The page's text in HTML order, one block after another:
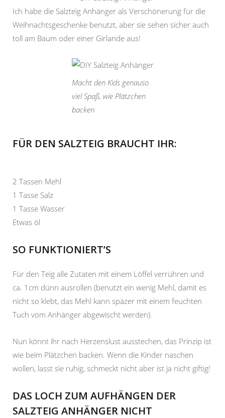
Ich habe die Salzteig Anhänger als Verschönerung für die
Weihnachtsgeschenke benutzt, aber sie sehen sicher auch
toll am Baum oder einer Girlande aus!
Macht den Kids genauso
viel Spaß, wie Plätzchen
backen
FÜR DEN SALZTEIG BRAUCHT IHR:
2 Tassen Mehl
1 Tasse Salz
1 Tasse Wasser
Etwas öl
SO FUNKTIONIERT’S
Für den Teig alle Zutaten mit einem Löffel verrühren und
ca. 1cm dünn ausrollen (benutzt ein wenig Mehl, damit es
nicht so klebt, das Mehl kann späzer mit einem feuchten
Tuch vom Anhänger abgewischt werden).
Nun könnt ihr nach Herzenslust ausstechen, das Prinzip ist
wie beim Plätzchen backen. Wenn die Kinder naschen
wollen, lasst sie ruhig, schmeckt nicht aber ist ja nicht giftig!
DAS LOCH ZUM AUFHÄNGEN DER
SALZTEIG ANHÄNGER NICHT